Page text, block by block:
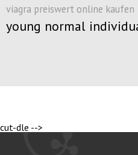
viagra preiswert online kaufen
young normal
cut-dle -->